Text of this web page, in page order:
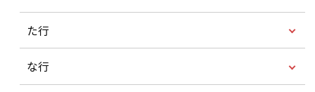
た行
な行